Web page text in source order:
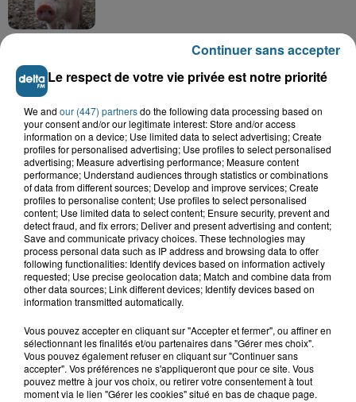
Hazebrouck : bientôt une Maison
France Services "pour rapporter des...
7 août 2026
Inquiétude à Arques : Mathieu, 30 ans,
activement recherché
7 août 2026
Foot, Boulogne-sur-Mer : Grégory Thil,
un directeur sportif à...
Le respect de votre vie privée est notre priorité
We and our (447) partnersdo the following data processing based on
your consent and/or our legitimate interest: Store and/or access
information on a device; Use limited data to select advertising; Create
profiles for personalised advertising; Use profiles to select personalised
advertising; Measure advertising performance; Measure content
performance; Understand audiences through statistics or combinations
of data from different sources; Develop and improve services; Create
profiles to personalise content; Use profiles to select personalised
content; Use limited data to select content; Ensure security, prevent and
detect fraud, and fix errors; Deliver and present advertising and content;
Save and communicate privacy choices. These technologies may
process personal data such as IP address and browsing data to offer
following functionalities: Identify devices based on information actively
requested; Use precise geolocation data; Match and combine data from
other data sources; Link different devices; Identify devices based on
information transmitted automatically.
Vous pouvez accepter en cliquant sur "Accepter et fermer", ou affiner en
sélectionnant les finalités et/ou partenaires dans "Gérer mes choix".
Vous pouvez également refuser en cliquant sur "Continuer sans
accepter". Vos préférences ne s'appliqueront que pour ce site. Vous
pouvez mettre à jour vos choix, ou retirer votre consentement à tout
moment via le lien "Gérer les cookies" situé en bas de chaque page.
Continuer sans accepter